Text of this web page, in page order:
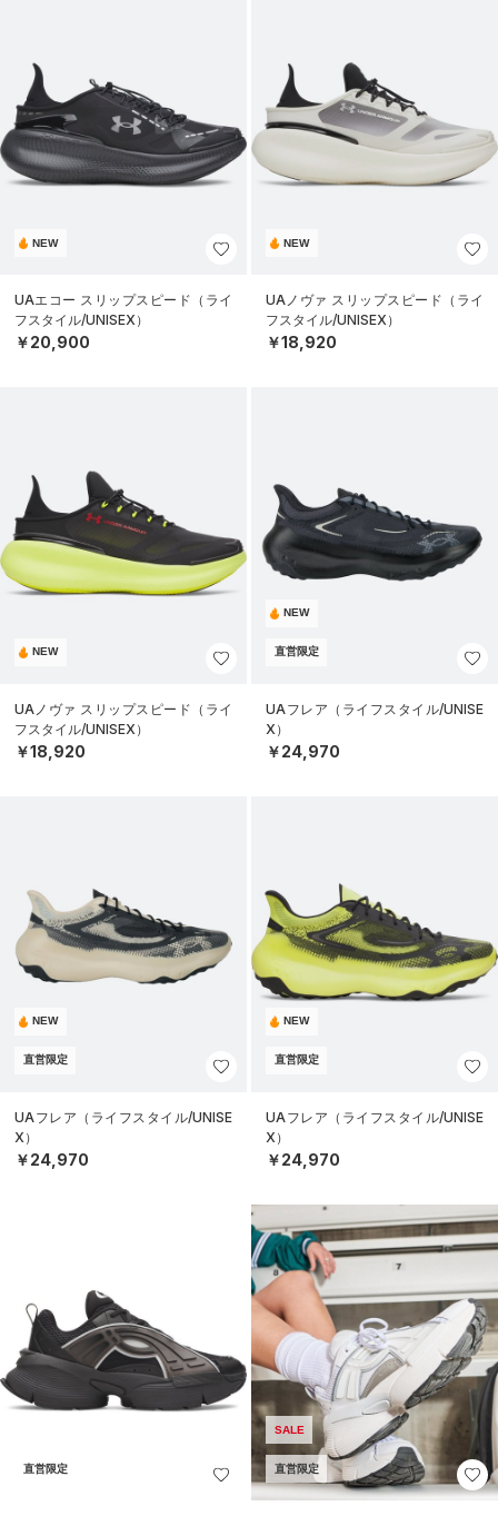
NEW
UAエコー スリップスピード（ライ
フスタイル/UNISEX）
￥20,900
NEW
UAノヴァ スリップスピード（ライ
フスタイル/UNISEX）
￥18,920
NEW
UAノヴァ スリップスピード（ライ
フスタイル/UNISEX）
￥18,920
NEW
直営限定
UAフレア（ライフスタイル/UNISE
X）
￥24,970
NEW
直営限定
UAフレア（ライフスタイル/UNISE
X）
￥24,970
NEW
直営限定
UAフレア（ライフスタイル/UNISE
X）
￥24,970
直営限定
SALE
直営限定